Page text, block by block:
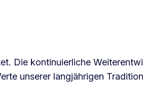
Die kontinuierliche
unserer langjährigen